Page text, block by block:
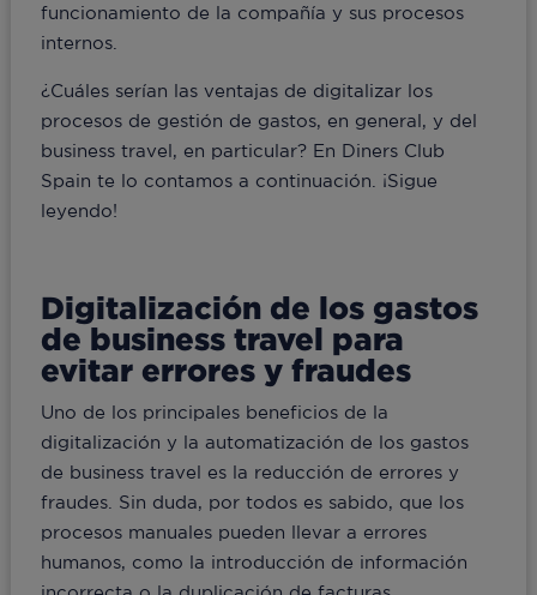
funcionamiento de la compañía y sus procesos
internos.
¿Cuáles serían las ventajas de digitalizar los
procesos de gestión de gastos, en general, y del
business travel, en particular? En Diners Club
Spain te lo contamos a continuación. ¡Sigue
leyendo!
Digitalización de los gastos
de business travel para
evitar errores y fraudes
Uno de los principales beneficios de la
digitalización y la automatización de los gastos
de business travel es la reducción de errores y
fraudes. Sin duda, por todos es sabido, que los
procesos manuales pueden llevar a errores
humanos, como la introducción de información